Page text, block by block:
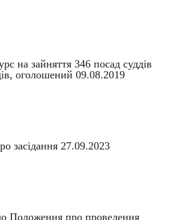
на зайняття 346 посад суддів
оголошений 09.08.2019
засідання 27.09.2023
Положення про проведення